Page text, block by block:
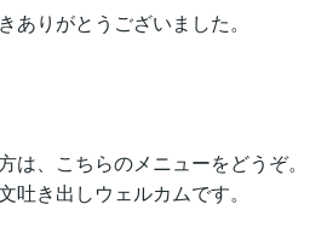
ありがとうございました。
は、こちらのメニューをどうぞ。
吐き出しウェルカムです。